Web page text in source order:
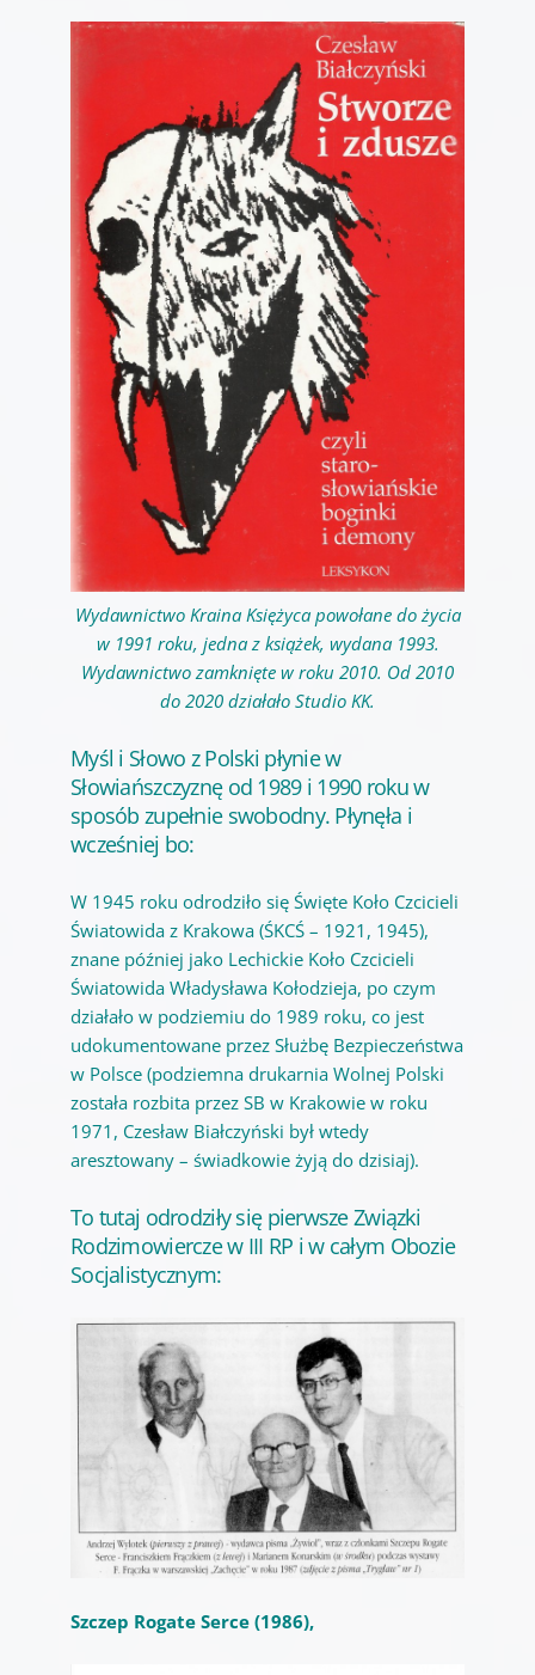
Wydawnictwo Kraina Księżyca powołane do życia
w 1991 roku, jedna z książek, wydana 1993.
Wydawnictwo zamknięte w roku 2010. Od 2010
do 2020 działało Studio KK.
Myśl i Słowo z Polski płynie w
Słowiańszczyznę od 1989 i 1990 roku w
sposób zupełnie swobodny. Płynęła i
wcześniej bo:
W 1945 roku odrodziło się Święte Koło Czcicieli
Światowida z Krakowa (ŚKCŚ – 1921, 1945),
znane później jako Lechickie Koło Czcicieli
Światowida Władysława Kołodzieja, po czym
działało w podziemiu do 1989 roku, co jest
udokumentowane przez Służbę Bezpieczeństwa
w Polsce (podziemna drukarnia Wolnej Polski
została rozbita przez SB w Krakowie w roku
1971, Czesław Białczyński był wtedy
aresztowany – świadkowie żyją do dzisiaj).
To tutaj odrodziły się pierwsze Związki
Rodzimowiercze w III RP i w całym Obozie
Socjalistycznym:
Szczep Rogate Serce (1986),